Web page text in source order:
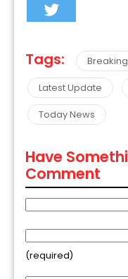
Tags:
Latest Update
Today News
Have
Comment
(required)